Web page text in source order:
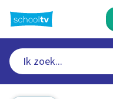
naar
hoofdinhoud